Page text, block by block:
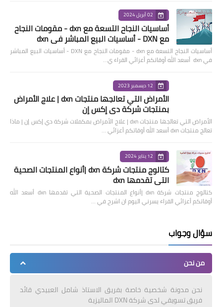
02 أبريل 2024
أساسيات النجاح التسعة مع dxn - مقومات النجاح
مع DXN - أساسيات البيع المباشر في dxn
أساسيات النجاح التسعة مع dxn - مقومات النجاح مع DXN - أساسيات البيع المباشر
في dxn أسعد الله أوقاتكم أعزائي القراء ي…
12 ديسمبر 2023
الأمراض التي تعالجها منتجات dxn | علاج الأمراض
بمنتجات شركة دي إكس إن
الأمراض التي تعالجها منتجات dxn | علاج الأمراض بمكملات شركة دي إكس إن | ماذا
تعالج منتجات dxn أسعد الله أوقاتكم أعزائي …
12 يناير 2024
كتالوج منتجات شركة dxn |أنواع المنتجات الصحية
التي تقدمها dxn
كتالوج منتجات شركة dxn |أنواع المنتجات الصحية التي تقدمها dxn أسعد الله
أوقاتكم أعزائي القراء يسرني اليوم ان اشرح في …
سؤال وجواب
من نحن
نحن مدونة شخصية خاصة بفريق الاستاذ شامل العبيدي قائد
فريق تسويقي لدى شركة DXN الماليزية